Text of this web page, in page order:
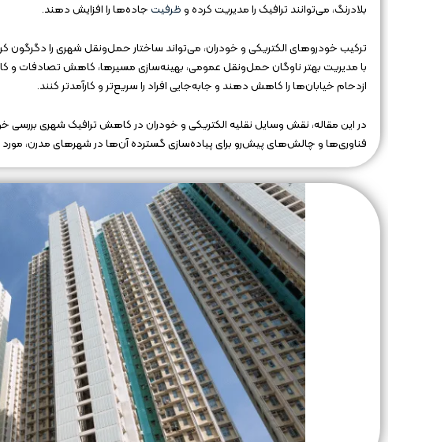
بلادرنگ، می‌توانند ترافیک را مدیریت کرده وظرفیتجاده‌ها را افزایش دهند.
ترکیب خودروهای الکتریکی و خودران، می‌تواند ساختار حمل‌ونقل شهری را دگرگون
با مدیریت بهتر ناوگان حمل‌ونقل عمومی، بهینه‌سازی مسیرها، کاهش تصادفات و
ازدحام خیابان‌ها را کاهش دهند و جابه‌جایی افراد را سریع‌تر و کارآمدتر کنند.
در این مقاله، نقش وسایل نقلیه الکتریکی و خودران در کاهش ترافیک شهری بررسی
فناوری‌ها و چالش‌های پیش‌رو برای پیاده‌سازی گسترده آن‌ها در شهرهای مدرن،